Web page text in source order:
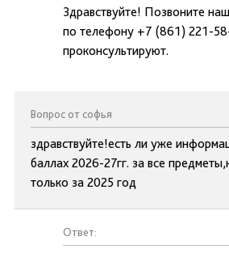
Здравствуйте! Позвоните
по телефону +7 (861) 221-
проконсультируют.
Вопрос от софья
здравствуйте!есть ли уже
баллах 2026-27гг. за все
только за 2025 год
Ответ: